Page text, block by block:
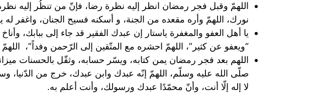
اللهمّ وقبل فجر رمضان انظر إليه نظرة رضا، فإنّ من تنظُر إليه نظرة
نورك، اللهمّ وأره مقعده من الجنة، و أسكنه فسيح الجنان، واغفر له
يا أهل العفو والمغفرة ياستار إن عبدك الفقير قد جاء إلى ببابك،
“ويعفو عن كثير”، اللهمّ احشره مع المتّقين إلى الرّحمن وفداً”،
اللهم بعد فجر رمضان يمن كتابه، ويسّر حسابه، وثقّل بالحسنات
صلّى الله عليه وسلّم، اللهمّ إنّه عبدك وابن عبدك، خرج من الدّنيا،
لا إله إلّا أنت، وأنّ محمّدًا عبدك ورسولك، وأنت أعلم به.